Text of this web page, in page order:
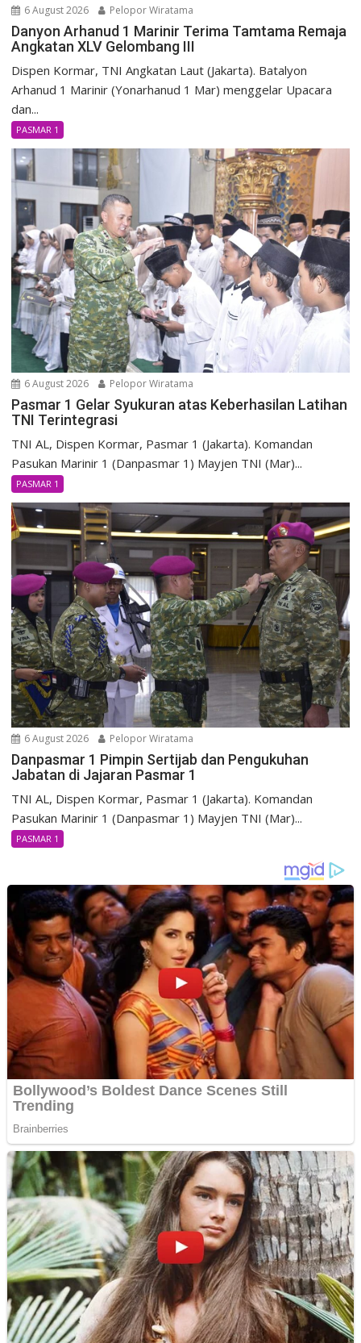
6 August 2026 Pelopor Wiratama
Danyon Arhanud 1 Marinir Terima Tamtama Remaja
Angkatan XLV Gelombang III
Dispen Kormar, TNI Angkatan Laut (Jakarta). Batalyon
Arhanud 1 Marinir (Yonarhanud 1 Mar) menggelar Upacara
dan...
PASMAR 1
6 August 2026 Pelopor Wiratama
Pasmar 1 Gelar Syukuran atas Keberhasilan Latihan
TNI Terintegrasi
TNI AL, Dispen Kormar, Pasmar 1 (Jakarta). Komandan
Pasukan Marinir 1 (Danpasmar 1) Mayjen TNI (Mar)...
PASMAR 1
6 August 2026 Pelopor Wiratama
Danpasmar 1 Pimpin Sertijab dan Pengukuhan
Jabatan di Jajaran Pasmar 1
TNI AL, Dispen Kormar, Pasmar 1 (Jakarta). Komandan
Pasukan Marinir 1 (Danpasmar 1) Mayjen TNI (Mar)...
PASMAR 1